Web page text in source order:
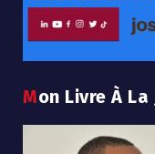
Mon Livre À